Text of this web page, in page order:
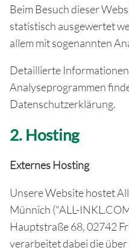
Beim Besuch dieser
statistisch ausgewertet
allem mit sogenannten
Detaillierte Informationen
Analyseprogrammen
Datenschutzerklärung.
2. Hosting
Externes Hosting
Unsere Website hostet
Münnich ("ALL-
Hauptstraße 68, 02742
verarbeitet dabei die